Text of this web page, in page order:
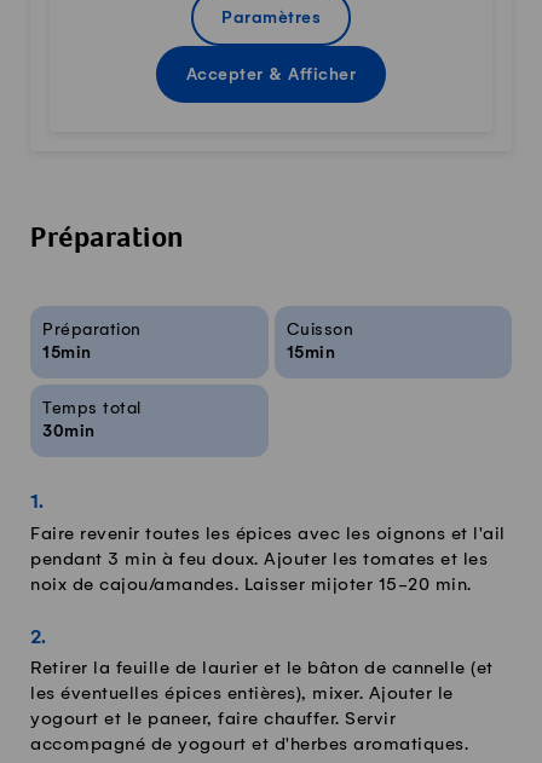
Paramètres
Accepter & Afficher
Préparation
Infos sur la recette
Préparation
15min
Cuisson
15min
Temps total
30min
Faire revenir toutes les épices avec les oignons et l'ail
pendant 3 min à feu doux. Ajouter les tomates et les
noix de cajou/amandes. Laisser mijoter 15-20 min.
Retirer la feuille de laurier et le bâton de cannelle (et
les éventuelles épices entières), mixer. Ajouter le
yogourt et le paneer, faire chauffer. Servir
accompagné de yogourt et d'herbes aromatiques.